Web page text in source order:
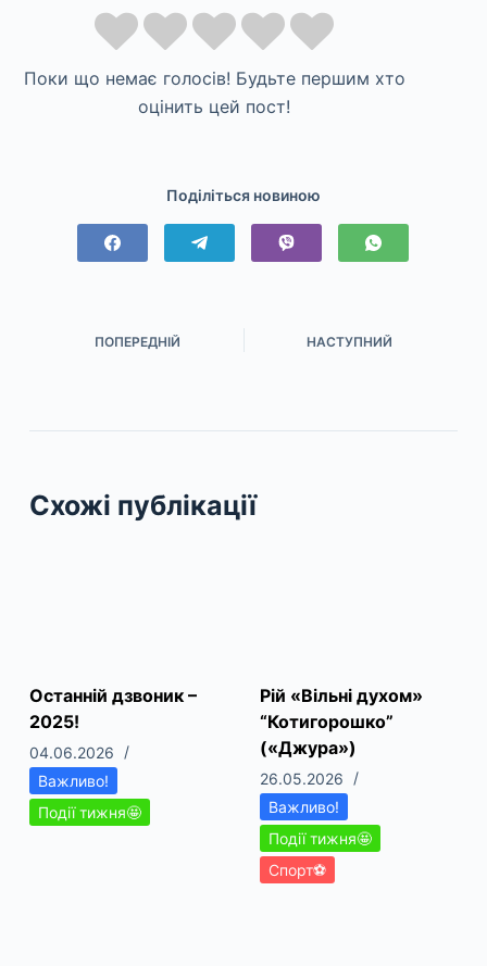
Поки що немає голосів! Будьте першим хто
оцінить цей пост!
Поділіться новиною
ПОПЕРЕДНІЙ НАСТУПНИЙ
Схожі публікації
Останній дзвоник –
2025!
04.06.2026
Важливо!
Події тижня🤩
Рій «Вільні духом»
“Котигорошко”
(«Джура»)
26.05.2026
Важливо!
Події тижня🤩
Спорт⚽